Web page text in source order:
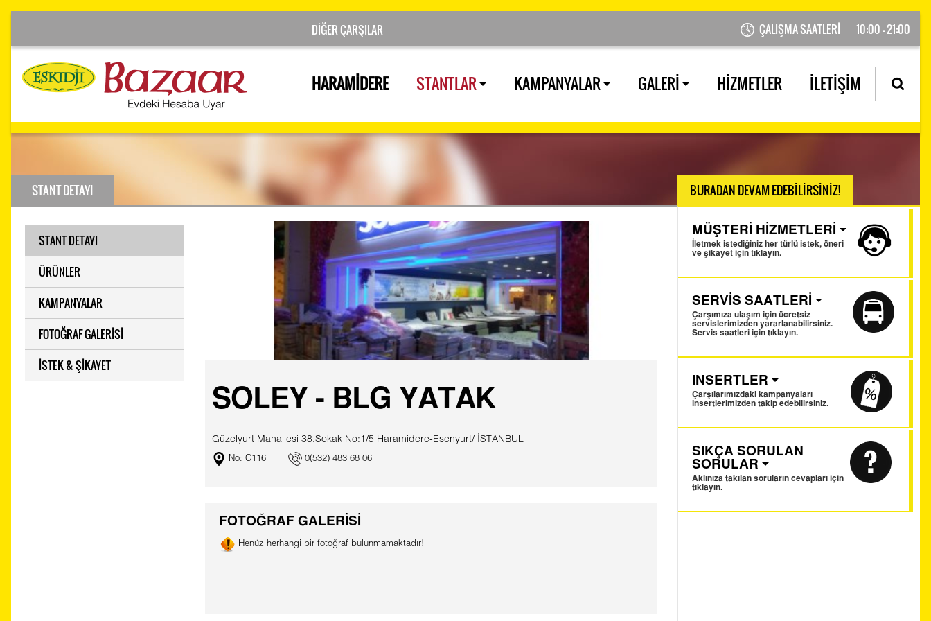
ÇALIŞMA SAATLERİ 10:00 - 21:00
HARAMİDERE STANTLAR KAMPANYALAR GALERİ HİZMETLER İLETİŞİM
STANT DETAYI
STANT DETAYI
ÜRÜNLER
KAMPANYALAR
FOTOĞRAF GALERİSİ
İSTEK & ŞİKAYET
SOLEY - BLG YATAK
Güzelyurt Mahallesi 38.Sokak No:1/5 Haramidere-Esenyurt/ İSTANBUL
No: C116 0(532) 483 68 06
FOTOĞRAF GALERİSİ
Henüz herhangi bir fotoğraf bulunmamaktadır!
BURADAN DEVAM EDEBİLİRSİNİZ!
MÜŞTERİ HİZMETLERİ
İletmek istediğiniz her türlü istek, öneri
ve şikayet için tıklayın.
SERVİS SAATLERİ
Çarşımıza ulaşım için ücretsiz
servislerimizden yararlanabilirsiniz.
Servis saatleri için tıklayın.
INSERTLER
Çarşılarımızdaki kampanyaları
insertlerimizden takip edebilirsiniz.
SIKÇA SORULAN
SORULAR
Aklınıza takılan soruların cevapları için
tıklayın.